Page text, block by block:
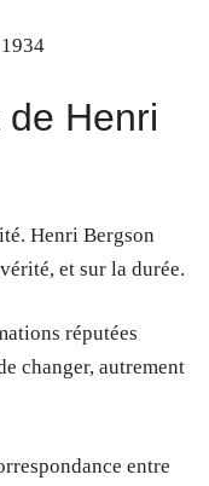
de Henri
Henri Bergson
et sur la durée.
réputées
changer, autrement
entre